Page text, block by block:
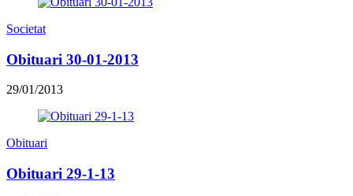
Societat
Obituari 30-01-2013
29/01/2013
Obituari
Obituari 29-1-13